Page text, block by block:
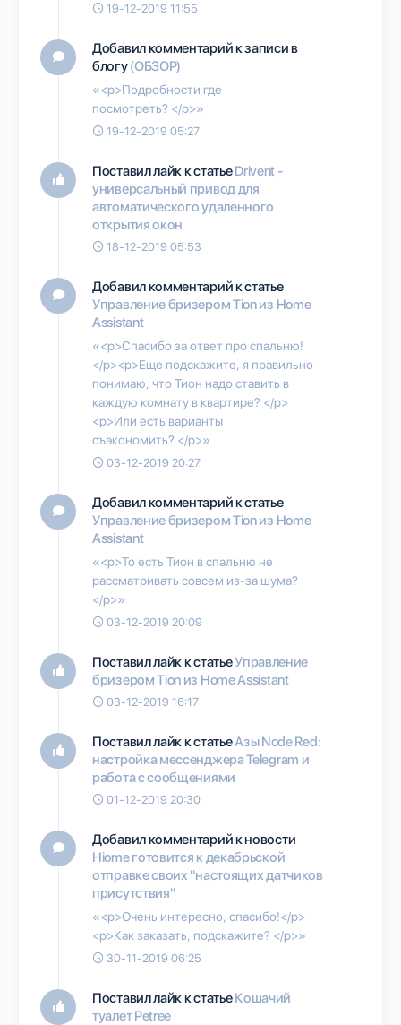
19-12-2019 11:55
Добавил комментарий к записи в
блогу(ОБЗОР)
«<p>Подробности где
посмотреть? </p>»
19-12-2019 05:27
Поставил лайк к статьеDrivent -
универсальный привод для
автоматического удаленного
открытия окон
18-12-2019 05:53
Добавил комментарий к статье
Управление бризером Tion из Home
Assistant
«<p>Спасибо за ответ про спальню!
</p><p>Еще подскажите, я правильно
понимаю, что Тион надо ставить в
каждую комнату в квартире? </p>
<p>Или есть варианты
съэкономить? </p>»
03-12-2019 20:27
Добавил комментарий к статье
Управление бризером Tion из Home
Assistant
«<p>То есть Тион в спальню не
рассматривать совсем из-за шума?
</p>»
03-12-2019 20:09
Поставил лайк к статьеУправление
бризером Tion из Home Assistant
03-12-2019 16:17
Поставил лайк к статьеАзы Node Red:
настройка мессенджера Telegram и
работа с сообщениями
01-12-2019 20:30
Добавил комментарий к новости
Hiome готовится к декабрьской
отправке своих "настоящих датчиков
присутствия"
«<p>Очень интересно, спасибо!</p>
<p>Как заказать, подскажите? </p>»
30-11-2019 06:25
Поставил лайк к статьеКошачий
туалет Petree